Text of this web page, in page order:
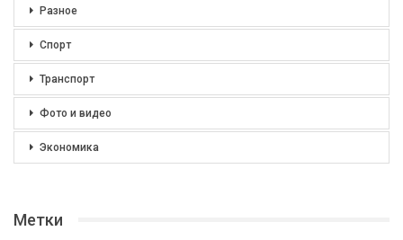
Разное
Спорт
Транспорт
Фото и видео
Экономика
Метки